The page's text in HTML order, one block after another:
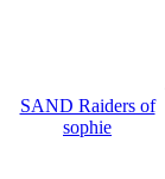
SAND Raiders of
sophie